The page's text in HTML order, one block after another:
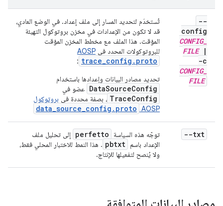
--
config
CONFIG_
FILE
|
-c
CONFIG_
FILE
تُستخدَم لتحديد المسار إلى ملف إعداد. في الوضع العادي،
قد لا تكون من الإعدادات في مخزن بروتوكول التهيئة
المؤقت. هذا الملف مع مخطط المخزن المؤقت
للبروتوكولات المحدد في AOSP
trace_config.proto
:
تحديد مصادر البيانات وإعدادها باستخدام
DataSourceConfig عضو في
TraceConfig ، بصفة محددة في بروتوكول
AOSP
data_source_config.proto
--txt توجّه هذه السياسة perfetto
إلى تحليل ملف
الإعداد باسم pbtxt . هذا النمط للاختبار المحلي فقط،
ولا يُنصح لتفعيلها للإنتاج.